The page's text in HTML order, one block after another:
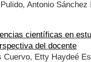
Antonio Sánchez
científicas en
del docente
Cuervo, Etty Haydeé